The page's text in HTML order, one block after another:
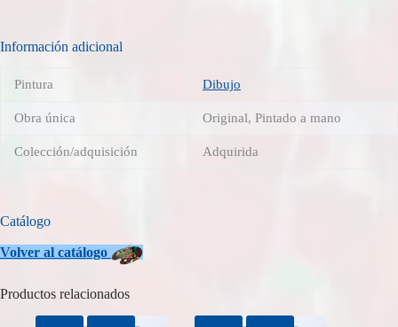
Información adicional
Pintura Dibujo
Obra única Original, Pintado a mano
Colección/adquisición Adquirida
Catálogo
Volver al catálogo
Productos relacionados